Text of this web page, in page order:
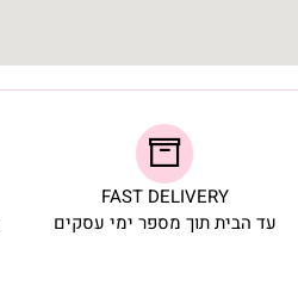
FAST DELIVERY
עד הבית תוך מספר ימי עסקים